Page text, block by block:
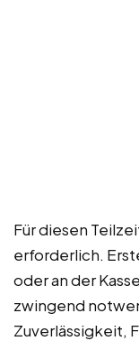
Für diesen
erforderlich.
oder an der
zwingend
Zuverlässigkeit,